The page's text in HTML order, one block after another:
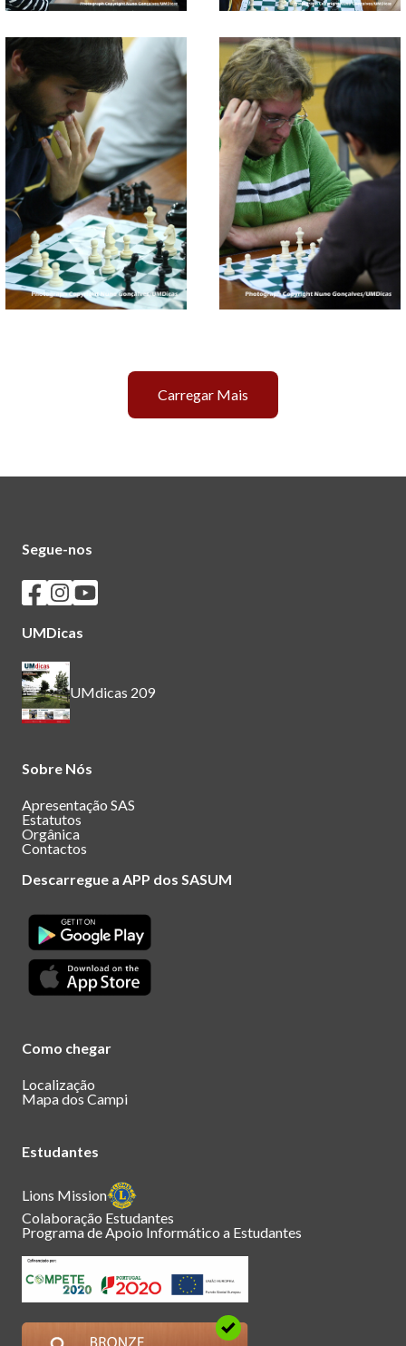
Carregar Mais
Segue-nos
Seguir os SASUM no Facebook
Seguir os SASUM no Instagram
Seguir os SASUM no Youtube
UMDicas
UMdicas 209
Sobre Nós
Apresentação SAS
Estatutos
Orgânica
Contactos
Descarregue a APP dos SASUM
Como chegar
Localização
Mapa dos Campi
Estudantes
Lions Mission
Colaboração Estudantes
Programa de Apoio Informático a Estudantes